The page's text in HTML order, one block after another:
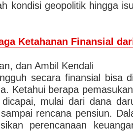
kondisi geopolitik hingga
Ketahanan Finansial
dan Ambil Kendali
secara finansial bisa
Ketahui berapa
mulai dari dana
rencana pensiun.
perencanaan